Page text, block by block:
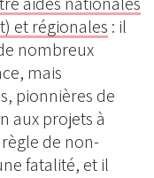
et régionales : il
nombreux
mais
pionnières de
aux projets à
de non-
fatalité, et il